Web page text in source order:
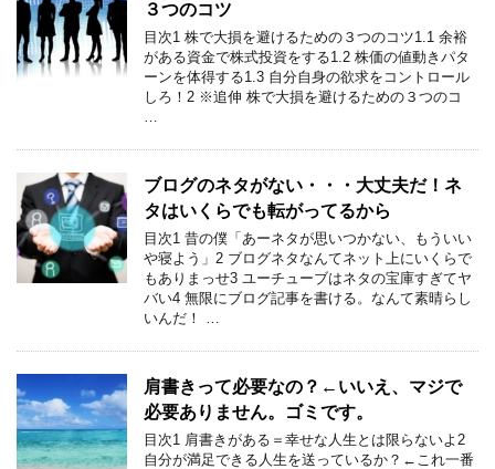
３つのコツ
目次1 株で大損を避けるための３つのコツ1.1 余裕
がある資金で株式投資をする1.2 株価の値動きパタ
ーンを体得する1.3 自分自身の欲求をコントロール
しろ！2 ※追伸 株で大損を避けるための３つのコ
…
ブログのネタがない・・・大丈夫だ！ネ
タはいくらでも転がってるから
目次1 昔の僕「あーネタが思いつかない、もういい
や寝よう」2 ブログネタなんてネット上にいくらで
もありまっせ3 ユーチューブはネタの宝庫すぎてヤ
バい4 無限にブログ記事を書ける。なんて素晴らし
いんだ！ …
肩書きって必要なの？←いいえ、マジで
必要ありません。ゴミです。
目次1 肩書きがある＝幸せな人生とは限らないよ2
自分が満足できる人生を送っているか？←これ一番